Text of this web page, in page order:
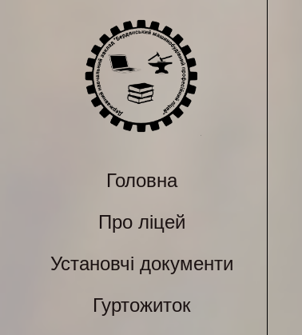
Головна
Про ліцей
Установчі документи
Гуртожиток